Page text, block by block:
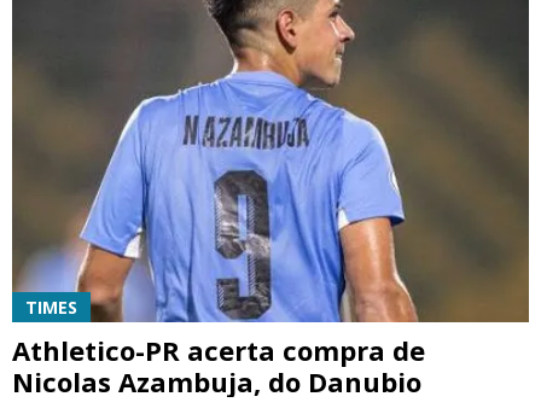
TIMES
Athletico-PR acerta compra de
Nicolas Azambuja, do Danubio